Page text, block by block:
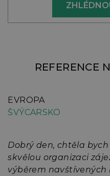
REFERENCE
EVROPA
ŠVÝCARSKO
Dobrý den, chtěla
skvělou organizaci
výběrem navštívených